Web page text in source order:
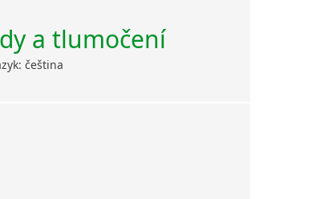
a tlumočení
čeština